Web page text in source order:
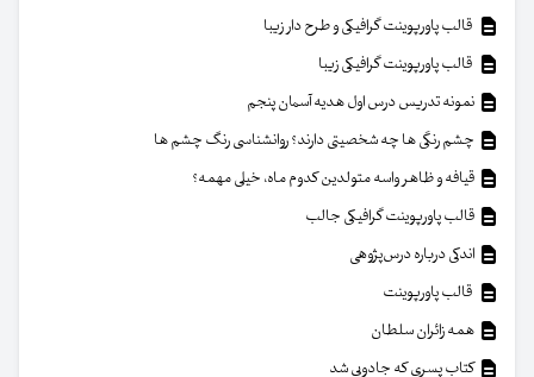
قالب پاورپوینت گرافیکی و طرح دار زیبا
قالب پاورپوینت گرافیکی زیبا
نمونه تدریس درس اول هدیه آسمان پنجم
چشم رنگی ها چه شخصیتی دارند؟ روانشناسی رنگ چشم ها
قیافه و ظاهر واسه متولدین کدوم ماه، خیلی مهمه؟
قالب پاورپوینت گرافیکی جالب
اندکی درباره درس‌پژوهی
قالب پاورپوینت
همه زائران سلطان
کتاب پسری که جادویی شد